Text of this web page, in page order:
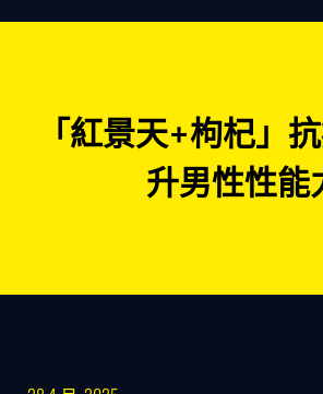
「紅景天+枸杞」
升男性性能